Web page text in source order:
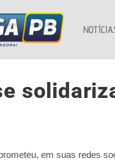
em suas redes